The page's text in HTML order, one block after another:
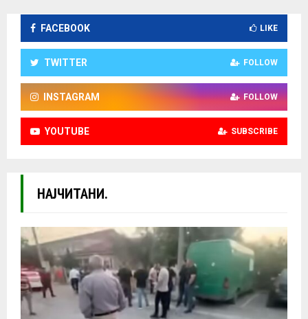
FACEBOOK LIKE
TWITTER FOLLOW
INSTAGRAM FOLLOW
YOUTUBE SUBSCRIBE
НАЈЧИТАНИ.